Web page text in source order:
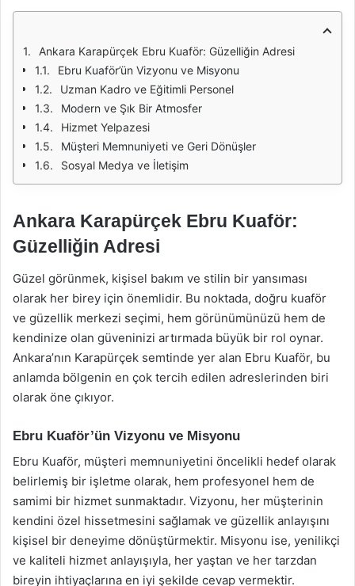
Ankara Karapürçek Ebru Kuaför: Güzelliğin Adresi
Ebru Kuaför’ün Vizyonu ve Misyonu
Uzman Kadro ve Eğitimli Personel
Modern ve Şık Bir Atmosfer
Hizmet Yelpazesi
Müşteri Memnuniyeti ve Geri Dönüşler
Sosyal Medya ve İletişim
Ankara Karapürçek Ebru Kuaför:
Güzelliğin Adresi
Güzel görünmek, kişisel bakım ve stilin bir yansıması
olarak her birey için önemlidir. Bu noktada, doğru kuaför
ve güzellik merkezi seçimi, hem görünümünüzü hem de
kendinize olan güveninizi artırmada büyük bir rol oynar.
Ankara’nın Karapürçek semtinde yer alan Ebru Kuaför, bu
anlamda bölgenin en çok tercih edilen adreslerinden biri
olarak öne çıkıyor.
Ebru Kuaför’ün Vizyonu ve Misyonu
Ebru Kuaför, müşteri memnuniyetini öncelikli hedef olarak
belirlemiş bir işletme olarak, hem profesyonel hem de
samimi bir hizmet sunmaktadır. Vizyonu, her müşterinin
kendini özel hissetmesini sağlamak ve güzellik anlayışını
kişisel bir deneyime dönüştürmektir. Misyonu ise, yenilikçi
ve kaliteli hizmet anlayışıyla, her yaştan ve her tarzdan
bireyin ihtiyaçlarına en iyi şekilde cevap vermektir.